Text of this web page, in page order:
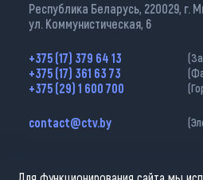
Республика Беларусь, 220029, г.
ул. Коммунистическая, 6
+375 (17) 379 64 13
+375 (17) 361 63 73
+375 (29) 1 600 700
contact@ctv.by